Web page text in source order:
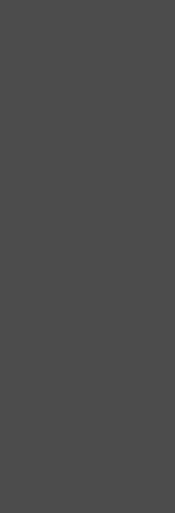
डिज़ाइन एक्साइटमेंट